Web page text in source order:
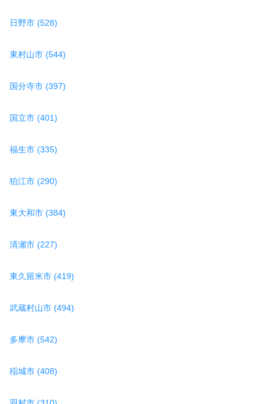
日野市 (528)
東村山市 (544)
国分寺市 (397)
国立市 (401)
福生市 (335)
狛江市 (290)
東大和市 (384)
清瀬市 (227)
東久留米市 (419)
武蔵村山市 (494)
多摩市 (542)
稲城市 (408)